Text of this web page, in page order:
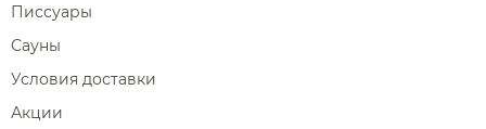
Писсуары
Сауны
Условия доставки
Акции